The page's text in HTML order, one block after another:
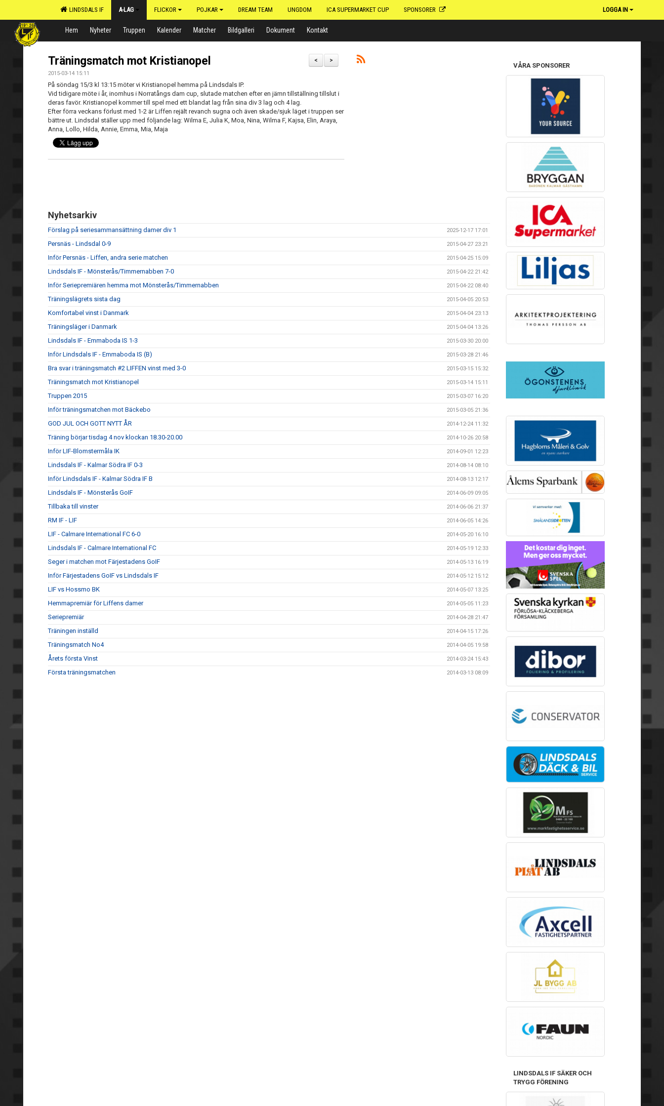
LINDSDALS IF A-LAG FLICKOR POJKAR DREAM TEAM UNGDOM ICA SUPERMARKET CUP SPONSORER LOGGA IN
Hem Nyheter Truppen Kalender Matcher Bildgalleri Dokument Kontakt
>
<
Träningsmatch mot Kristianopel
2015-03-14 15:11
På söndag 15/3 kl 13:15 möter vi Kristianopel hemma på Lindsdals IP.
Vid tidigare möte i år, inomhus i Norratångs dam cup, slutade matchen efter en jämn tillställning tillslut i
deras favör. Kristianopel kommer till spel med ett blandat lag från sina div 3 lag och 4 lag.
Efter förra veckans förlust med 1-2 är Liffen rejält revanch sugna och även skade/sjuk läget i truppen ser
bättre ut. Lindsdal ställer upp med följande lag: Wilma E, Julia K, Moa, Nina, Wilma F, Kajsa, Elin, Araya,
Anna, Lollo, Hilda, Annie, Emma, Mia, Maja
Nyhetsarkiv
Förslag på seriesammansättning damer div 1 2025-12-17 17:01
Persnäs - Lindsdal 0-9 2015-04-27 23:21
Inför Persnäs - Liffen, andra serie matchen 2015-04-25 15:09
Lindsdals IF - Mönsterås/Timmernabben 7-0 2015-04-22 21:42
Inför Seriepremiären hemma mot Mönsterås/Timmernabben 2015-04-22 08:40
Träningslägrets sista dag 2015-04-05 20:53
Komfortabel vinst i Danmark 2015-04-04 23:13
Träningsläger i Danmark 2015-04-04 13:26
Lindsdals IF - Emmaboda IS 1-3 2015-03-30 20:00
Inför Lindsdals IF - Emmaboda IS (B) 2015-03-28 21:46
Bra svar i träningsmatch #2 LIFFEN vinst med 3-0 2015-03-15 15:32
Träningsmatch mot Kristianopel 2015-03-14 15:11
Truppen 2015 2015-03-07 16:20
Inför träningsmatchen mot Bäckebo 2015-03-05 21:36
GOD JUL OCH GOTT NYTT ÅR 2014-12-24 11:32
Träning börjar tisdag 4 nov klockan 18.30-20.00 2014-10-26 20:58
Inför LIF-Blomstermåla IK 2014-09-01 12:23
Lindsdals IF - Kalmar Södra IF 0-3 2014-08-14 08:10
Inför Lindsdals IF - Kalmar Södra IF B 2014-08-13 12:17
Lindsdals IF - Mönsterås GoIF 2014-06-09 09:05
Tillbaka till vinster 2014-06-06 21:37
RM IF - LIF 2014-06-05 14:26
LIF - Calmare International FC 6-0 2014-05-20 16:10
Lindsdals IF - Calmare International FC 2014-05-19 12:33
Seger i matchen mot Färjestadens GoIF 2014-05-13 16:19
Inför Färjestadens GoIF vs Lindsdals IF 2014-05-12 15:12
LIF vs Hossmo BK 2014-05-07 13:25
Hemmapremiär för Liffens damer 2014-05-05 11:23
Seriepremiär 2014-04-28 21:47
Träningen inställd 2014-04-15 17:26
Träningsmatch No4 2014-04-05 19:58
Årets första Vinst 2014-03-24 15:43
Första träningsmatchen 2014-03-13 08:09
VÅRA SPONSORER
LINDSDALS IF SÄKER OCH
TRYGG FÖRENING